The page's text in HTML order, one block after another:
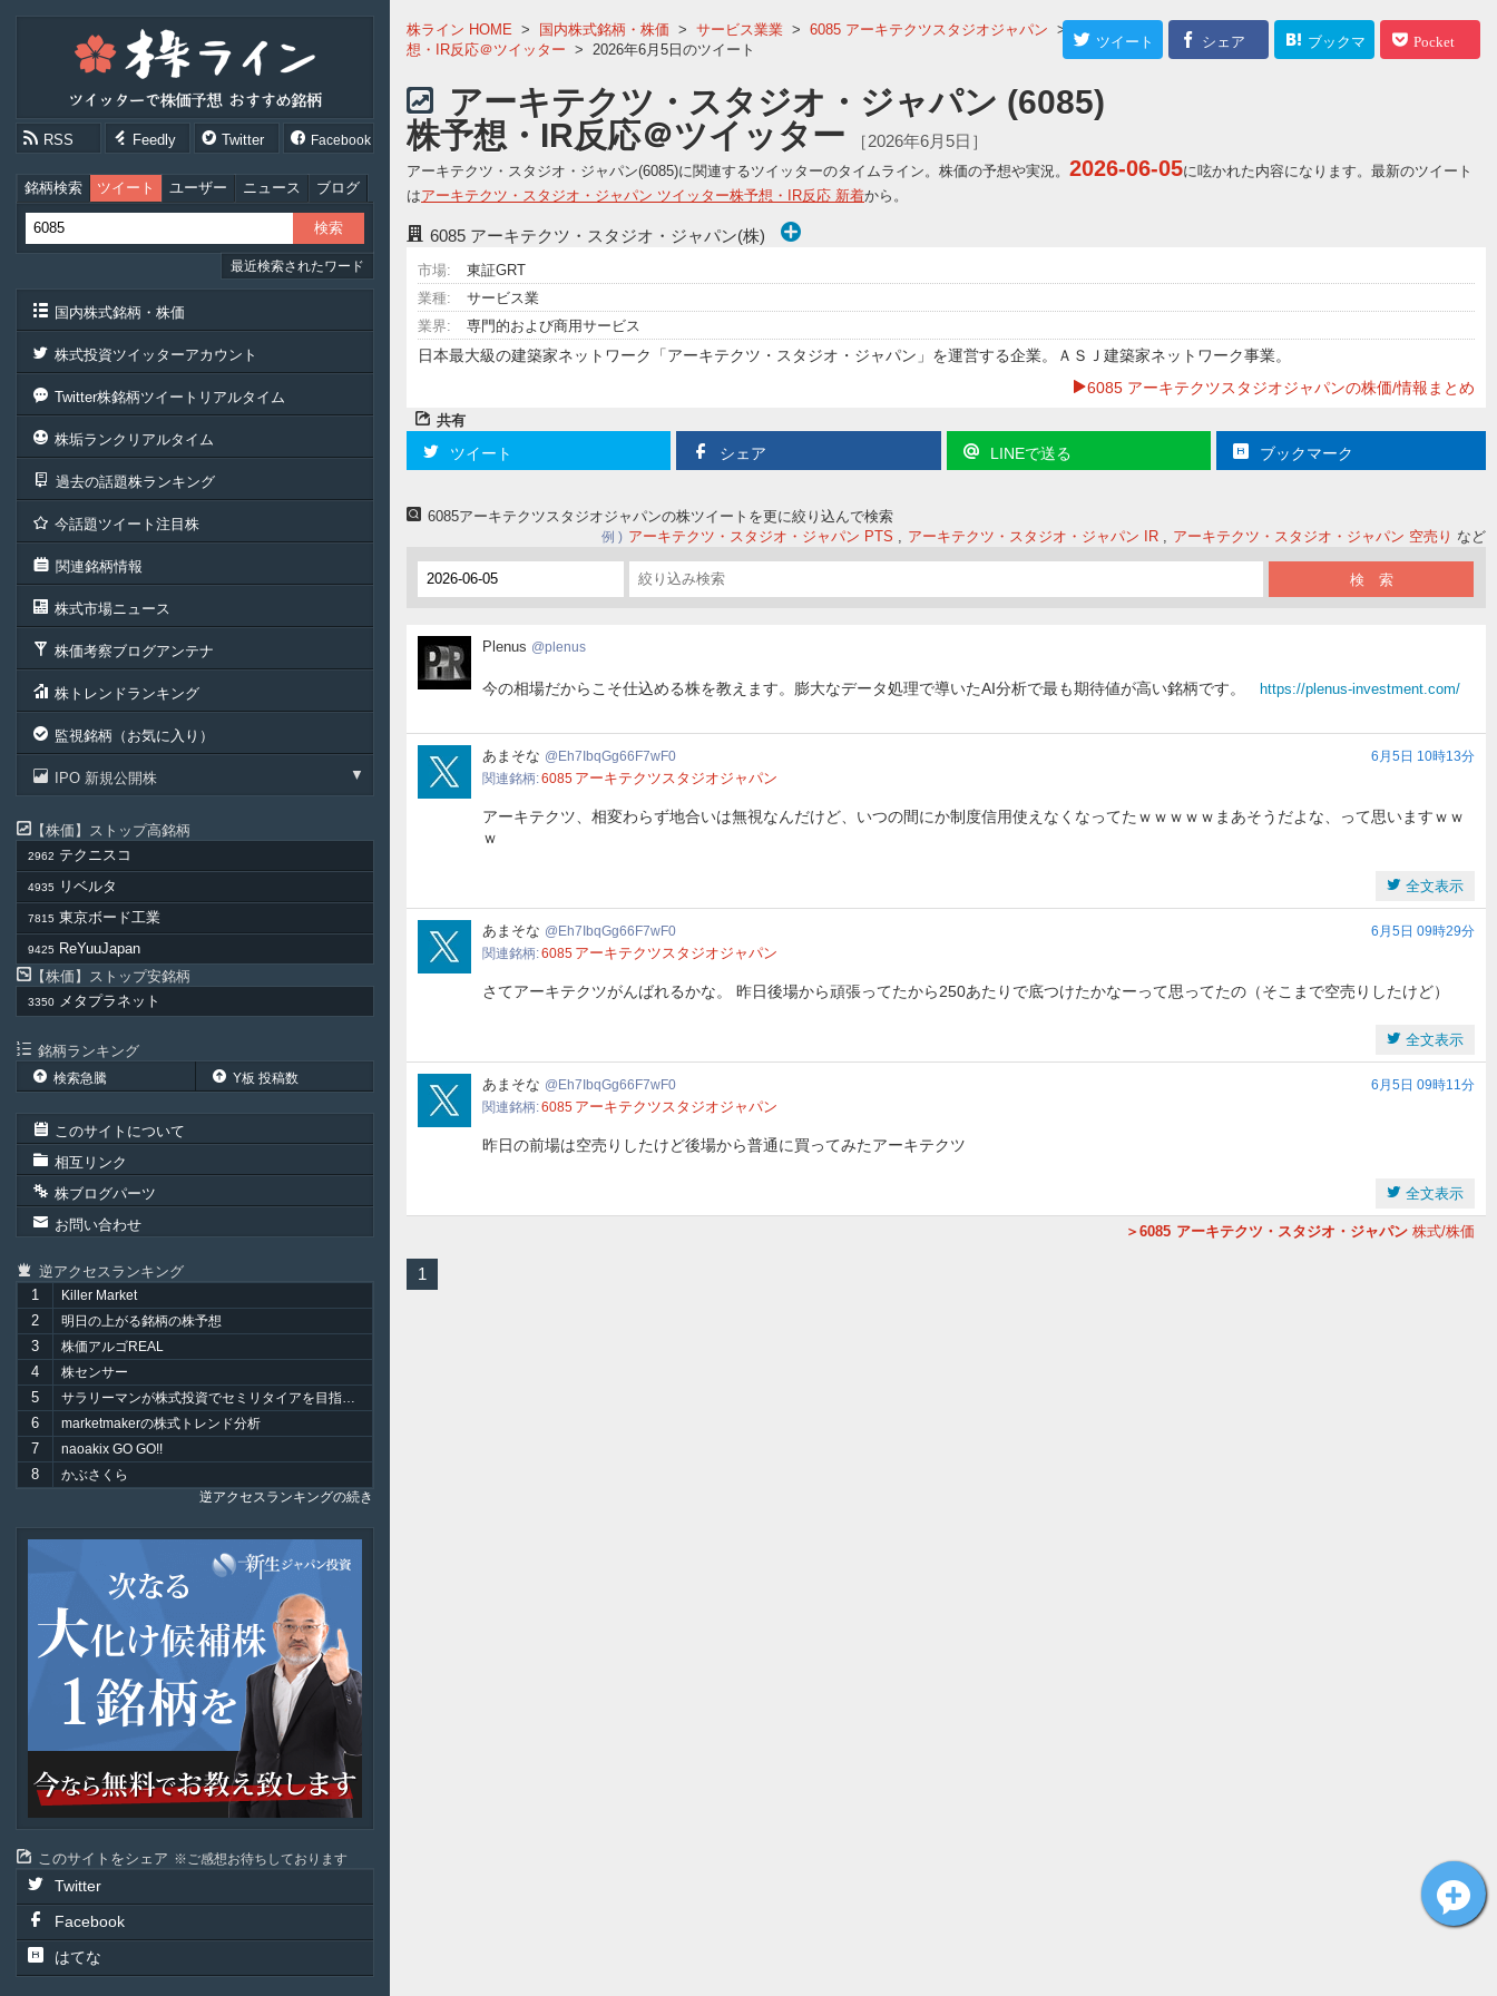
RSS Feedly Twitter Facebook
銘柄検索 ツイート ユーザー ニュース ブログ
最近検索されたワード
国内株式銘柄・株価
株式投資ツイッターアカウント
Twitter株銘柄ツイートリアルタイム
株垢ランクリアルタイム
過去の話題株ランキング
今話題ツイート注目株
関連銘柄情報
株式市場ニュース
株価考察ブログアンテナ
株トレンドランキング
監視銘柄（お気に入り）
IPO 新規公開株
株価 ストップ高銘柄
2962 テクニスコ
4935 リベルタ
7815 東京ボード工業
9425
ReYuuJapan
株価
ストップ安銘柄
3350 メタプラネット
銘柄ランキング
検索急騰 Y板 投稿数
このサイトについて
相互リンク
株ブログパーツ
お問い合わせ
逆アクセスランキング
1
Killer Market
2 明日の上がる銘柄の株予想
3 株価アルゴREAL
4 株センサー
5 サラリーマンが株式投資でセミリタイアを目指してみました。
6 marketmakerの株式トレンド分析
7 naoakix GO GO!!
8
かぶさくら
逆アクセスランキングの続き
このサイトをシェア ご感想お待ちしております
Twitter
Facebook
はてな
株ライン HOME > 国内株式銘柄・株価 > サービス業業 > 6085 アーキテクツスタジオジャパン >
株予
想・IR反応＠ツイッター > 2026年6月5日のツイート
ツイート シェア ブックマ Pocket
アーキテクツ・スタジオ・ジャパン (6085)
株予想・IR反応＠ツイッター
［2026年6月5日］
アーキテクツ・スタジオ・ジャパン(6085)に関連するツイッターのタイムライン。株価の予想や実況。 2026-06-05に呟かれた内容になります。最新のツイート
はアーキテクツ・スタジオ・ジャパン ツイッター株予想・IR反応 新着から。
6085 アーキテクツ・スタジオ・ジャパン(株)
市場:
東証GRT
業種:
サービス業
業界:
専門的および商用サービス
日本最大級の建築家ネットワーク「アーキテクツ・スタジオ・ジャパン」を運営する企業。ＡＳＪ建築家ネットワーク事業。
6085 アーキテクツスタジオジャパンの株価/情報まとめ
共有
ツイート シェア LINEで送る ブックマーク
6085アーキテクツスタジオジャパンの株ツイートを更に絞り込んで検索
例 アーキテクツ・スタジオ・ジャパン PTS アーキテクツ・スタジオ・ジャパン IR アーキテクツ・スタジオ・ジャパン 空売り など
Plenus
Plenus plenus
今の相場だからこそ仕込める株を教えます。膨大なデータ処理で導いたAI分析で最も期待値が高い銘柄です。 https://plenus-investment.com/
Eh7IbqGg66F7wF0
あまそな Eh7IbqGg66F7wF0
6月5日 10時13分
関連銘柄 6085 アーキテクツスタジオジャパン
アーキテクツ、相変わらず地合いは無視なんだけど、いつの間にか制度信用使えなくなってたｗｗｗｗｗまあそうだよな、って思いますｗｗ
ｗ
全文表示
Eh7IbqGg66F7wF0
あまそな Eh7IbqGg66F7wF0
6月5日 09時29分
関連銘柄 6085 アーキテクツスタジオジャパン
さてアーキテクツがんばれるかな。 昨日後場から頑張ってたから250あたりで底つけたかなーって思ってたの（そこまで空売りしたけど）
全文表示
Eh7IbqGg66F7wF0
あまそな Eh7IbqGg66F7wF0
6月5日 09時11分
関連銘柄 6085 アーキテクツスタジオジャパン
昨日の前場は空売りしたけど後場から普通に買ってみたアーキテクツ
全文表示
6085 アーキテクツ・スタジオ・ジャパン 株式/株価
1